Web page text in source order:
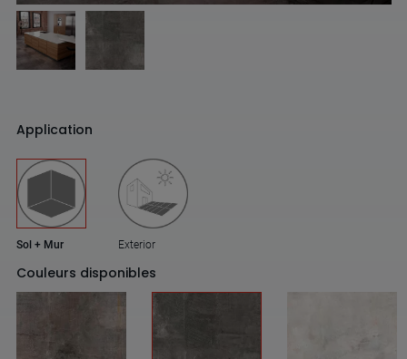
Application
Sol + Mur Exterior
Couleurs disponibles